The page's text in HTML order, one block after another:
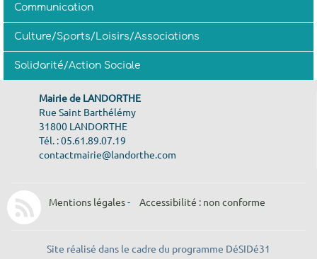
Communication
Culture/Sports/Loisirs/Associations
Solidarité/Action Sociale
Mairie de LANDORTHE
Rue Saint Barthélémy
31800 LANDORTHE
Tél. : 05.61.89.07.19
contactmairie@landorthe.com
Mentions légales- Accessibilité : non conforme
Site réalisé dans le cadre du programme DéSIDé31